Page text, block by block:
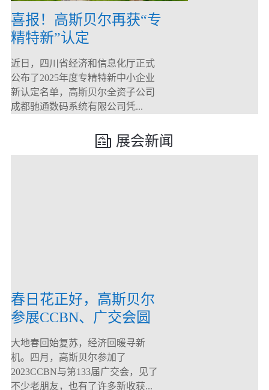
喜报！高斯贝尔再获“专
精特新”认定
近日，四川省经济和信息化厅正式
公布了2025年度专精特新中小企业
新认定名单，高斯贝尔全资子公司
成都驰通数码系统有限公司凭...
展会新闻
春日花正好，高斯贝尔
参展CCBN、广交会圆
满落幕！
大地春回始复苏，经济回暖寻新
机。四月，高斯贝尔参加了
2023CCBN与第133届广交会，见了
不少老朋友，也有了许多新收获...